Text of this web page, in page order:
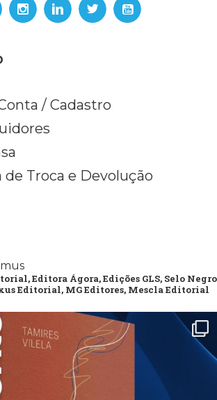
/ Cadastro
de Troca e Devolução
Editora Ágora, Edições GLS, Selo Negro
Editorial, MG Editores, Mescla Editorial